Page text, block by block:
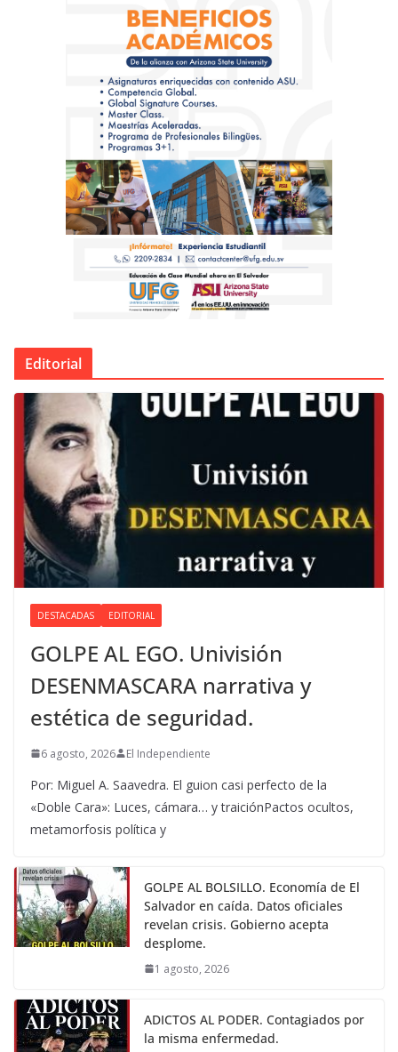
Editorial
DESTACADAS EDITORIAL
GOLPE AL EGO. Univisión
DESENMASCARA narrativa y
estética de seguridad.
6 agosto, 2026 El Independiente
Por: Miguel A. Saavedra. El guion casi perfecto de la
«Doble Cara»: Luces, cámara… y traiciónPactos ocultos,
metamorfosis política y
GOLPE AL BOLSILLO. Economía de El
Salvador en caída. Datos oficiales
revelan crisis. Gobierno acepta
desplome.
1 agosto, 2026
ADICTOS AL PODER. Contagiados por
la misma enfermedad.